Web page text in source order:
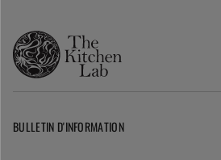
BULLETIN D'INFORMATION